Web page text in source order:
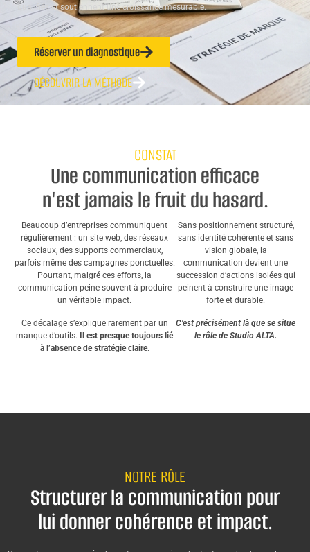
qualifiés et soutiennent une croissance mesurable.
Réserver un diagnostique
DÉCOUVRIR LA MÉTHODE
CONSTAT
Une communication efficace
n'est jamais le fruit du hasard.
Beaucoup d’entreprises communiquent
régulièrement : un site web, des réseaux
sociaux, des supports commerciaux,
parfois même des campagnes ponctuelles.
Pourtant, malgré ces efforts, la
communication peine souvent à produire
un véritable impact.
Ce décalage s’explique rarement par un
manque d’outils. Il est presque toujours lié
à l’absence de stratégie claire.
Sans positionnement structuré,
sans identité cohérente et sans
vision globale, la
communication devient une
succession d’actions isolées qui
peinent à construire une image
forte et durable.
C’est précisément là que se situe
le rôle de Studio ALTA.
NOTRE RÔLE
Structurer la communication pour
lui donner cohérence et impact.